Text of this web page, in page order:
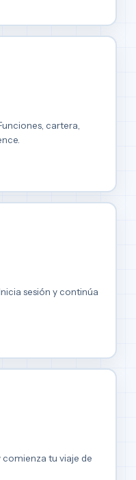
cartera,
sesión y continúa
tu viaje de